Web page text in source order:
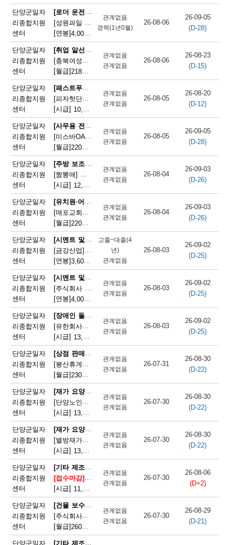
단양군일자
리종합지원
센터
[로더 운전원(페이로더 운전원)]
[성원파일 주식회사] 로더기사 운전원 채용(자격증소지자/ 정규직)
[연봉]4,000만원 충청북도 단양군 매포읍 단양산업단지2로 47
관계없음
경력(1년0월)
26-08-06
26-09-05
(D-28)
단양군일자
리종합지원
센터
[취업 알선원]
[충북여성새로일하기지원본부] 직원채용(단양)
[월급] 218만원
관계없음
관계없음
26-08-06
26-08-23
(D-15)
단양군일자
리종합지원
센터
[패스트푸드 준비원]
[피자헛단양점]피자헛 단양점 파트타임 직원 모집
[시급] 10,320원 | 충청북도 단양군 단양읍 삼봉로 247
관계없음
관계없음
26-08-05
26-08-20
(D-12)
단양군일자
리종합지원
센터
[사무용 전자기기 설치 및 수리원(컴퓨터 제외)]
[미스바OA] 사무기기 서비스 직원 모집
[월급] 220만원
관계없음
관계없음
26-08-05
26-09-05
(D-28)
단양군일자
리종합지원
센터
[주방 보조원(일반 음식점)]
[짬뽕애] 주방보조 및 홀서빙 모집
[시급] 12,000원 | 충청북도 단양군 단양읍 별곡8길 6-1
관계없음
관계없음
26-08-04
26-09-03
(D-26)
단양군일자
리종합지원
센터
[유치원·어린이집 급식 조리사]
[매포교회어린이집] 어린이집 조리사(정규직) 채용
[월급] 220만원
관계없음
관계없음
26-08-04
26-09-03
(D-26)
단양군일자
리종합지원
센터
[시멘트 및 광물제품 제조기 조작원]
[금강산업]한일시멘트협력업체 예열직원 모집
[연봉]3,600만원 | 충청북도 단양군 매포읍 매포길 245
고졸~대졸(4
년)
관계없음
26-08-03
26-09-02
(D-25)
단양군일자
리종합지원
센터
[시멘트 및 광물제품 제조기 조작원]
[주식회사 주안] 시멘트 생산 설비 관리
[연봉]4,000만원 | 충청북도 단양군 매포읍 매포길 18
관계없음
관계없음
26-08-03
26-09-02
(D-25)
단양군일자
리종합지원
센터
[장애인 돌봄 종사원]
[유한회사단양돌봄사회서비스센터] 장애인 활동지원사 모집
[시급] 13,100원 | 충청북도 단양군 단양읍 삼봉로 233
관계없음
관계없음
26-08-03
26-09-02
(D-25)
단양군일자
리종합지원
센터
[상점 판매원]
[봉산휴게쉼터] 봉산휴게쉼터 판매원 모집
[월급] 230만원
관계없음
관계없음
26-07-31
26-08-30
(D-22)
단양군일자
리종합지원
센터
[재가 요양보호사]
[단양노인재가복지센터] 단양노인재가복지센터 방문요양 요양선생님 모집
[시급] 13,100원 | 충청북도 단양군 대강면 대강로 71
관계없음
관계없음
26-07-30
26-08-30
(D-22)
단양군일자
리종합지원
센터
[재가 요양보호사]
[별방재가노인복지센터] 별방재가요양복지센터 재가요양보호사 모집
[시급] 13,000원 | 충청북도 단양군 영춘면 별방창원로 417
관계없음
관계없음
26-07-30
26-08-30
(D-22)
단양군일자
리종합지원
센터
[기타 제조 관련 단순 종사원]
[접수마감] [주식회사 에스피네이처] (주)에스피네이처 생
[시급] 11,165원 | 충청북도 단양군 매포읍 매포농공단지로 260-19
관계없음
관계없음
26-07-30
26-08-06
(D+2)
단양군일자
리종합지원
센터
[건물 보수원 및 영선원(아파트 기계·전기 시설관리 제외)]
[주식회사국원] 단양두진아파트 영선기사 모집
[월급] 260만원
관계없음
관계없음
26-07-30
26-08-29
(D-21)
단양군일자 [기타 제조 관련 단순 종사원]
는
채
용
정
보
단
양
군
채
용
정
보